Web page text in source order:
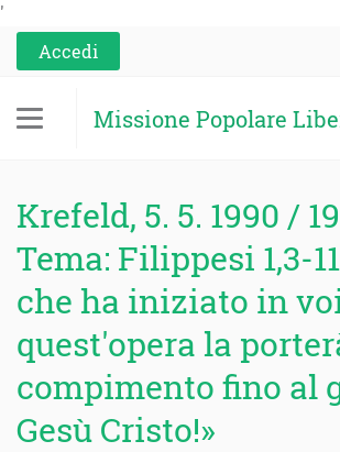
'
Accedi
Missione Popolare
Krefeld, 5. 5. 1990 /
Tema: Filippesi 1,3-
che ha iniziato in
quest'opera la
compimento fino al
Gesù Cristo!»